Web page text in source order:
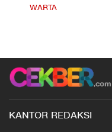
WARTA
KANTOR REDAKSI